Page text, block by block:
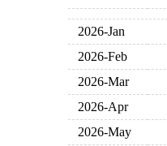
2026-Jan
2026-Feb
2026-Mar
2026-Apr
2026-May